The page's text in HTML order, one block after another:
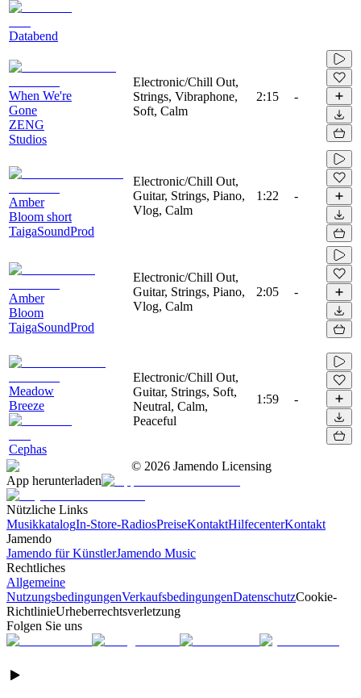
Databend
When We're
Gone
ZENG
Studios
Electronic/Chill Out,
Strings, Vibraphone,
Soft, Calm
2:15 -
Amber
Bloom short
TaigaSoundProd
Electronic/Chill Out,
Guitar, Strings, Piano,
Vlog, Calm
1:22 -
Amber
Bloom
TaigaSoundProd
Electronic/Chill Out,
Guitar, Strings, Piano,
Vlog, Calm
2:05 -
Meadow
Breeze
Cephas
Electronic/Chill Out,
Guitar, Strings, Soft,
Neutral, Calm,
Peaceful
1:59 -
© 2026 Jamendo Licensing
App herunterladen
Nützliche Links
MusikkatalogIn-Store-RadiosPreiseKontaktHilfecenterKontakt
Jamendo
Jamendo für KünstlerJamendo Music
Rechtliches
Allgemeine
NutzungsbedingungenVerkaufsbedingungenDatenschutzCookie-
RichtlinieUrheberrechtsverletzung
Folgen Sie uns